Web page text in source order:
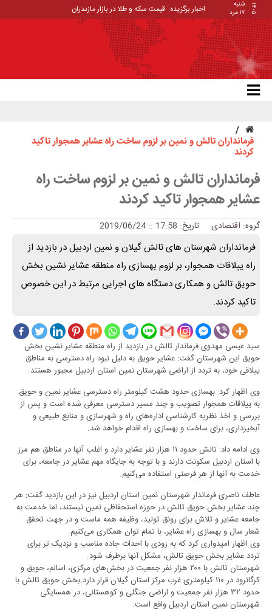
۱۴۰۵
شنبه
۱۷ مرد
اخبار برگزیده: قیمت سکه و طلا در بازار مازندران
فرمانداران تالش و نمین بر لزوم ساخت راه عشایر همجوار تاکید
کردند
فرمانداران تالش و نمین بر لزوم ساخت راه
عشایر همجوار تاکید کردند
گروه: اقتصادی تاریخ: 17:58 :: 2019/06/24
فرمانداران شهرستان های تالش گیلان و نمین اردبیل در بازدید از
راه ییلاقات همجوار، بر لزوم بهسازی راه منطقه عشایر نشین بخش
حویق تالش و همکاری دستگاه های اجرایی مرتبط در این خصوص
تاکید کردند.
سید عیسی مهدوی فرماندار تالش در بازدید از راه منطقه عشایر نشین بخش
حویق این شهرستان گفت: عشایر حویق به دلیل نبود راه دسترسی به مناطق
ییلاقی خود، به تردد از اراضی شهرستان نمین استان اردبیل مجبور هستند.
وی اظهار کرد: بهسازی حدود هشت کیلومتر راه دسترسی عشایر نمین و حویق
به ییلاقات همجوار تصویب و چند مسیر دسترسی معرفی شده است و پس از
بررسی و اخذ نظریه کارشناسی اداره‌های راه و شهرسازی و منابع طبیعی و
آبخیزداری، برای ساخت و بهسازی راه اقدام خواهد شد.
وی ادامه داد: تالش حدود ۱۱ هزار نفر عشایر دارد و اغلب آنها در مناطق هم مرز
با استان اردبیل سکونت دارند و با توجه به جایگاه مهم عشایر در جامعه، برای
خدمت به آنها از هر فرصتی استفاده می‌کنیم.
عاطف ناصری فرماندار شهرستان نمین استان اردبیل نیز در این بازدید گفت: هر
چند عشایر بخش حویق تالش در حوزه استحفاظی نمین نیستند، اما خدمت به
جامعه عشایر و تلاش برای رونق تولید، وظیفه همه ماست و در جهت تحقق
شعار سال و بهسازی راه عشایر، با تمام توان همکاری می‌کنیم.
وی اظهار امیدواری کرد که به زودی با احداث جاده مناسب و نزدیک تر برای
تردد عشایر بخش حویق تالش، مشکل آنها برطرف شود.
شهرستان تالش با ۲۰۰ هزار نفر جمعیت در بخش‌های مرکزی، اسالم، حویق و
کرگانرود در ۱۱۰ کیلومتری غرب مرکز استان گیلان قرار دارد.بخش حویق تالش با
حدود ۳۲ هزار نفر جمعیت و اراضی جنگلی و کوهستانی، در همسایگی
شهرستان نمین استان اردبیل واقع است.